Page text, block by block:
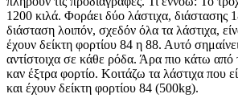
1200 κιλά. Φοράει δύο λάστιχα, διάστασης
διάσταση λοιπόν, σχεδόν όλα τα λάστιχα,
έχουν δείκτη φορτίου 84 η 88. Αυτό
αντίστοιχα σε κάθε ρόδα. Άρα πιο κάτω από
καν έξτρα φορτίο. Κοιτάζω τα λάστιχα που
και έχουν δείκτη φορτίου 84 (500kg).